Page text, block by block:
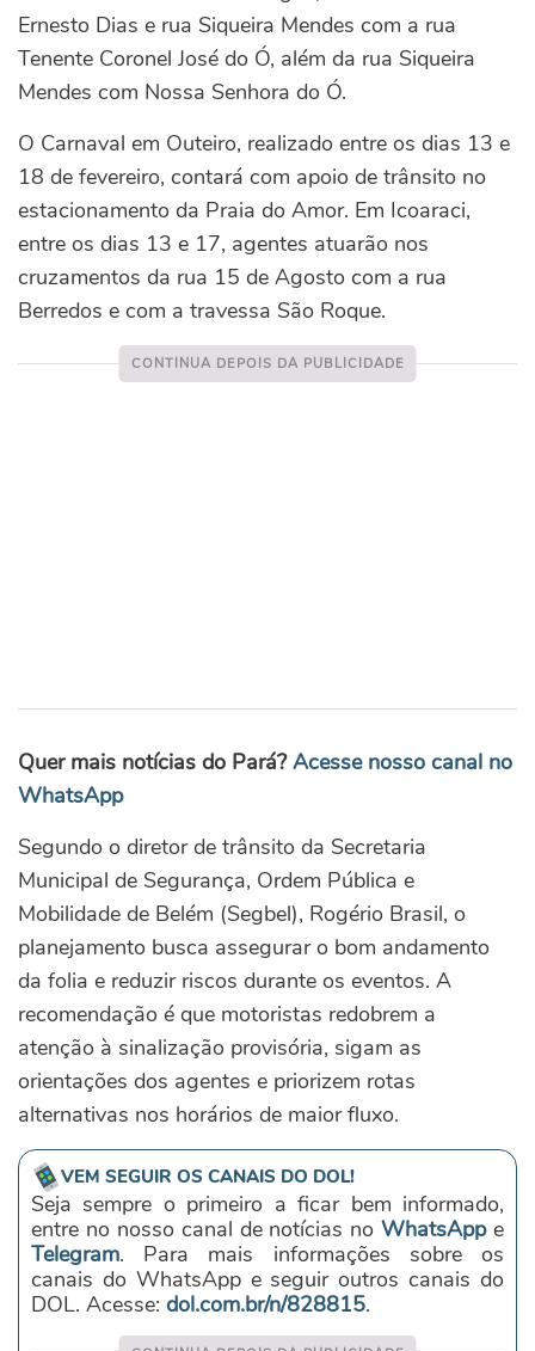
Ernesto Dias e rua Siqueira Mendes com a rua
Tenente Coronel José do Ó, além da rua Siqueira
Mendes com Nossa Senhora do Ó.
O Carnaval em Outeiro, realizado entre os dias 13 e
18 de fevereiro, contará com apoio de trânsito no
estacionamento da Praia do Amor. Em Icoaraci,
entre os dias 13 e 17, agentes atuarão nos
cruzamentos da rua 15 de Agosto com a rua
Berredos e com a travessa São Roque.
Quer mais notícias do Pará?Acesse nosso canal no
WhatsApp
Segundo o diretor de trânsito da Secretaria
Municipal de Segurança, Ordem Pública e
Mobilidade de Belém (Segbel), Rogério Brasil, o
planejamento busca assegurar o bom andamento
da folia e reduzir riscos durante os eventos. A
recomendação é que motoristas redobrem a
atenção à sinalização provisória, sigam as
orientações dos agentes e priorizem rotas
alternativas nos horários de maior fluxo.
VEM SEGUIR OS CANAIS DO DOL!
Seja sempre o primeiro a ficar bem informado,
entre no nosso canal de notícias noWhatsAppe
Telegram. Para mais informações sobre os
canais do WhatsApp e seguir outros canais do
DOL. Acesse: dol.com.br/n/828815.